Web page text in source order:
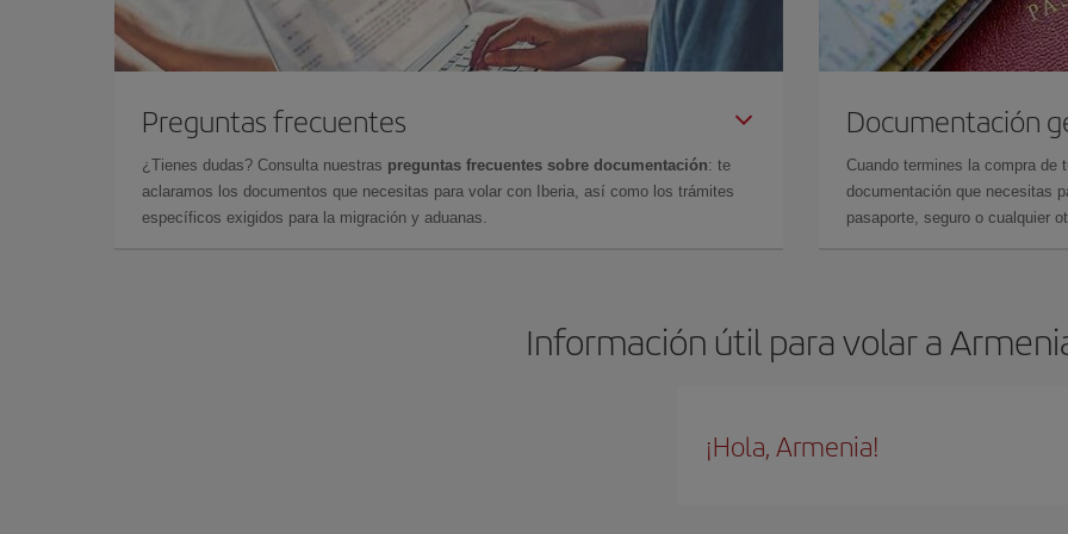
Preguntas frecuentes
¿Tienes dudas? Consulta nuestras preguntas frecuentes sobre documentación: te
aclaramos los documentos que necesitas para volar con Iberia, así como los trámites
específicos exigidos para la migración y aduanas.
Documentación
Cuando termines la compra de
documentación que necesitas
pasaporte, seguro o cualquier
Información útil para volar a
¡Hola, Armenia!